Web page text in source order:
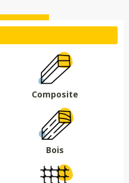
Composite
Bois
Coloris au choix
DMC 303 B
DMC 305
Tour piscine
Couvertine